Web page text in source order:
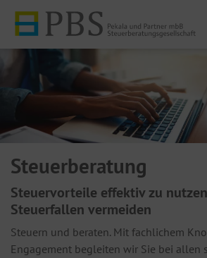
Steuerberatung
Steuervorteile effektiv zu
Steuerfallen vermeiden
Steuern und beraten. Mit fachlichem
Engagement begleiten wir Sie bei allen